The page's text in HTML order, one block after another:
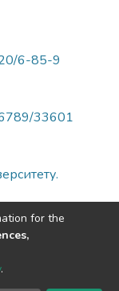
6-85-9
33601
for the
.